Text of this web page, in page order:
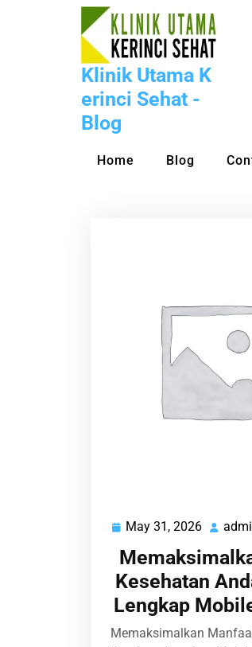
Klinik Utama K
erinci Sehat -
Blog
Home Blog
May 31, 2026 May
2026
Kesehatan
Lengkap
Memaksimalkan